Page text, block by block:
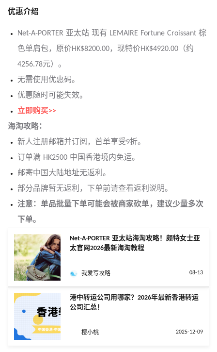
优惠介绍
Net-A-PORTER 亚太站 现有 LEMAIRE Fortune Croissant 棕
色单肩包，原价HK$8200.00，现特价HK$4920.00（约
4256.78元）。
无需使用优惠码。
优惠随时可能失效。
立即购买>>
海淘攻略：
新人注册邮箱并订阅，首单享受9折。
订单满 HK2500 中国香港境内免运。
邮寄中国大陆地址无返利。
部分品牌暂无返利，下单前请查看返利说明。
注意：单品批量下单可能会被商家砍单，建议少量多次
下单。
Net-A-PORTER 亚太站海淘攻略！颇特女士亚
太官网2026最新海淘教程
我爱写攻略 08-13
港中转运公司用哪家？2026年最新香港转运
公司汇总！
樱小桃 2025-12-09